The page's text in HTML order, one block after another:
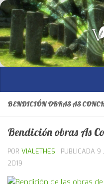
Saltar al contenido
BENDICIÓN OBRAS AS
Bendición obras As
POR VIALETHES · PUBLICADA 9
2019